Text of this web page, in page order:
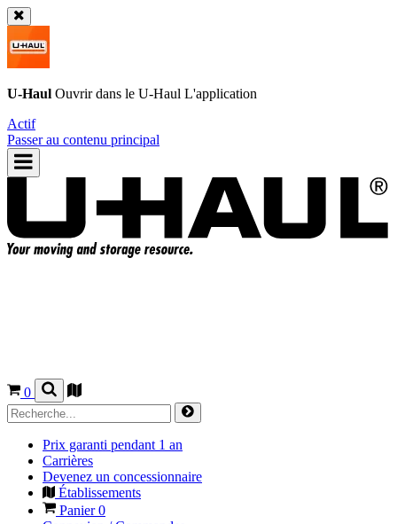
U-Haul Ouvrir dans le U-Haul L'application
Actif
Passer au contenu principal
0
Prix garanti pendant 1 an
Carrières
Devenez un concessionnaire
Établissements
Panier0